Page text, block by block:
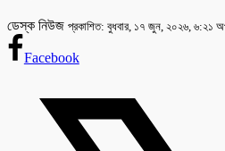
ডেস্ক নিউজ প্রকাশিত: বুধবার, ১৭ জুন, ২০২৬, ৬:২১
Facebook